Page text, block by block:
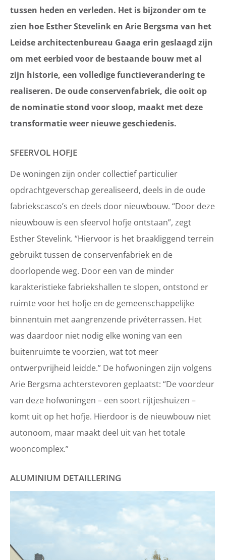
tussen heden en verleden. Het is bijzonder om te
zien hoe Esther Stevelink en Arie Bergsma van het
Leidse architectenbureau Gaaga erin geslaagd zijn
om met eerbied voor de bestaande bouw met al
zijn historie, een volledige functieverandering te
realiseren. De oude conservenfabriek, die ooit op
de nominatie stond voor sloop, maakt met deze
transformatie weer nieuwe geschiedenis.
SFEERVOL HOFJE
De woningen zijn onder collectief particulier
opdrachtgeverschap gerealiseerd, deels in de oude
fabriekscasco’s en deels door nieuwbouw. “Door deze
nieuwbouw is een sfeervol hofje ontstaan”, zegt
Esther Stevelink. “Hiervoor is het braakliggend terrein
gebruikt tussen de conservenfabriek en de
doorlopende weg. Door een van de minder
karakteristieke fabriekshallen te slopen, ontstond er
ruimte voor het hofje en de gemeenschappelijke
binnentuin met aangrenzende privéterrassen. Het
was daardoor niet nodig elke woning van een
buitenruimte te voorzien, wat tot meer
ontwerpvrijheid leidde.” De hofwoningen zijn volgens
Arie Bergsma achterstevoren geplaatst: “De voordeur
van deze hofwoningen – een soort rijtjeshuizen –
komt uit op het hofje. Hierdoor is de nieuwbouw niet
autonoom, maar maakt deel uit van het totale
wooncomplex.”
ALUMINIUM DETAILLERING